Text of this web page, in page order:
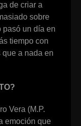
de criar a
sobre
pasó un día en
tiempo con
a nada en
Vera (M.P.
emoción que